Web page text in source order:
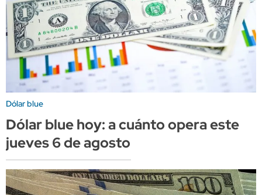
Dólar blue
Dólar blue hoy: a cuánto opera este
jueves 6 de agosto